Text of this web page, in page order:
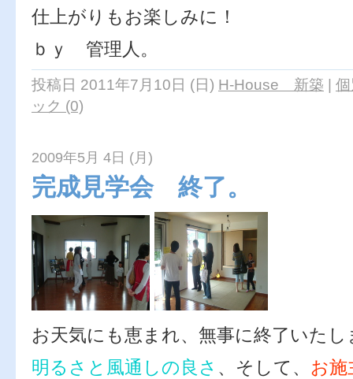
仕上がりもお楽しみに！
ｂｙ 管理人。
投稿日 2011年7月10日 (日) H-House 新築 |
ック (0)
2009年5月 4日 (月)
完成見学会 終了。
お天気にも恵まれ、無事に終了いたし
明るさと風通しの良さ 、そして、 お施